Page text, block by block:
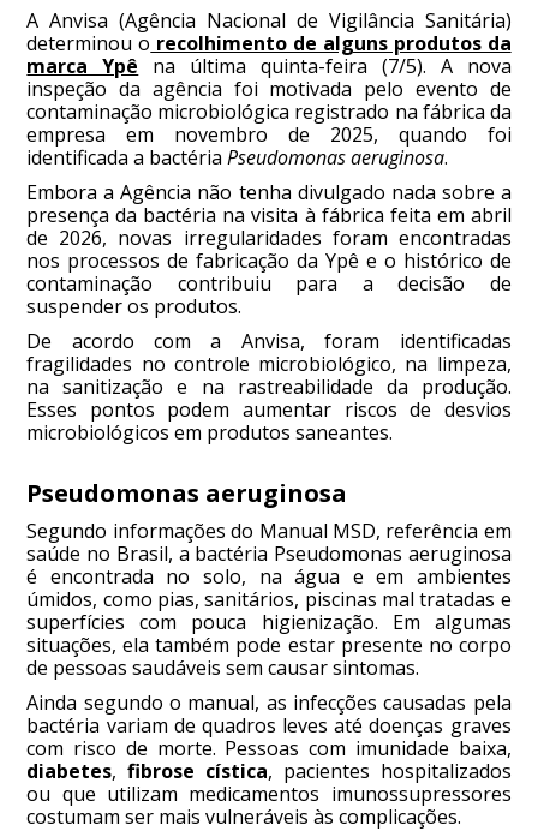
A Anvisa (Agência Nacional de Vigilância Sanitária)
determinou o recolhimento de alguns produtos da
marca Ypê na última quinta-feira (7/5). A nova
inspeção da agência foi motivada pelo evento de
contaminação microbiológica registrado na fábrica da
empresa em novembro de 2025, quando foi
identificada a bactériaPseudomonas aeruginosa.
Embora a Agência não tenha divulgado nada sobre a
presença da bactéria na visita à fábrica feita em abril
de 2026, novas irregularidades foram encontradas
nos processos de fabricação da Ypê e o histórico de
contaminação contribuiu para a decisão de
suspender os produtos.
De acordo com a Anvisa, foram identificadas
fragilidades no controle microbiológico, na limpeza,
na sanitização e na rastreabilidade da produção.
Esses pontos podem aumentar riscos de desvios
microbiológicos em produtos saneantes.
Pseudomonas aeruginosa
Segundo informações do Manual MSD, referência em
saúde no Brasil, a bactéria Pseudomonas aeruginosa
é encontrada no solo, na água e em ambientes
úmidos, como pias, sanitários, piscinas mal tratadas e
superfícies com pouca higienização. Em algumas
situações, ela também pode estar presente no corpo
de pessoas saudáveis sem causar sintomas.
Ainda segundo o manual, as infecções causadas pela
bactéria variam de quadros leves até doenças graves
com risco de morte. Pessoas com imunidade baixa,
diabetes, fibrose cística, pacientes hospitalizados
ou que utilizam medicamentos imunossupressores
costumam ser mais vulneráveis às complicações.